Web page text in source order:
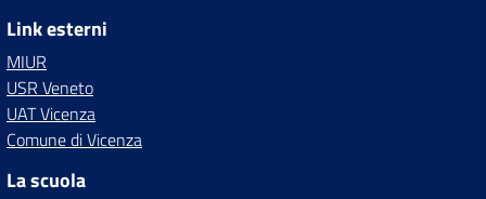
Link esterni
MIUR
USR Veneto
UAT Vicenza
Comune di Vicenza
La scuola